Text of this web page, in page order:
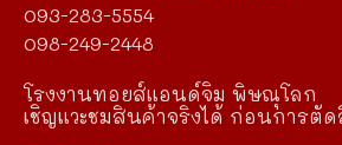
093-283-5554
098-249-2448
โรงงานทอยส์แอนด์จิม พิษณุโลก
เชิญแวะชมสินค้าจริงได้ ก่อนการตั